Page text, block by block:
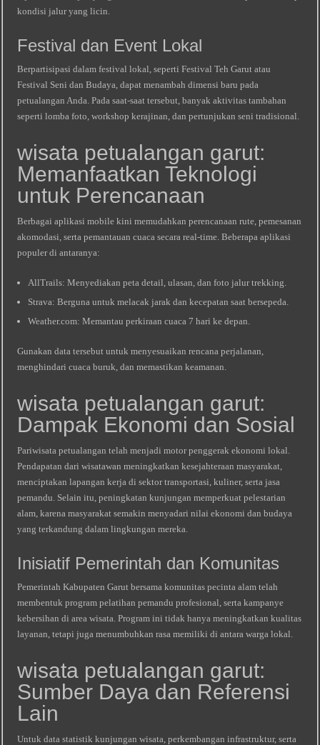
kondisi jalur yang licin.
Festival dan Event Lokal
Berpartisipasi dalam festival lokal, seperti Festival Teh Garut atau
Festival Seni dan Budaya, dapat menambah dimensi baru pada
petualangan Anda. Pada saat-saat tersebut, banyak aktivitas tambahan
seperti lomba foto, workshop kerajinan, dan pertunjukan seni tradisional.
wisata petualangan garut:
Memanfaatkan Teknologi
untuk Perencanaan
Berbagai aplikasi mobile kini memudahkan perencanaan rute, pemesanan
akomodasi, serta pemantauan cuaca secara real‑time. Beberapa aplikasi
populer di antaranya:
AllTrails: Menyediakan peta detail, ulasan, dan foto jalur trekking.
Strava: Berguna untuk melacak jarak dan kecepatan saat bersepeda.
Weather.com: Memantau perkiraan cuaca 7 hari ke depan.
Gunakan data tersebut untuk menyesuaikan rencana perjalanan,
menghindari cuaca buruk, dan memastikan keamanan.
wisata petualangan garut:
Dampak Ekonomi dan Sosial
Pariwisata petualangan telah menjadi motor penggerak ekonomi lokal.
Pendapatan dari wisatawan meningkatkan kesejahteraan masyarakat,
menciptakan lapangan kerja di sektor transportasi, kuliner, serta jasa
pemandu. Selain itu, peningkatan kunjungan memperkuat pelestarian
alam, karena masyarakat semakin menyadari nilai ekonomi dan budaya
yang terkandung dalam lingkungan mereka.
Inisiatif Pemerintah dan Komunitas
Pemerintah Kabupaten Garut bersama komunitas pecinta alam telah
membentuk program pelatihan pemandu profesional, serta kampanye
kebersihan di area wisata. Program ini tidak hanya meningkatkan kualitas
layanan, tetapi juga menumbuhkan rasa memiliki di antara warga lokal.
wisata petualangan garut:
Sumber Daya dan Referensi
Lain
Untuk data statistik kunjungan wisata, perkembangan infrastruktur, serta